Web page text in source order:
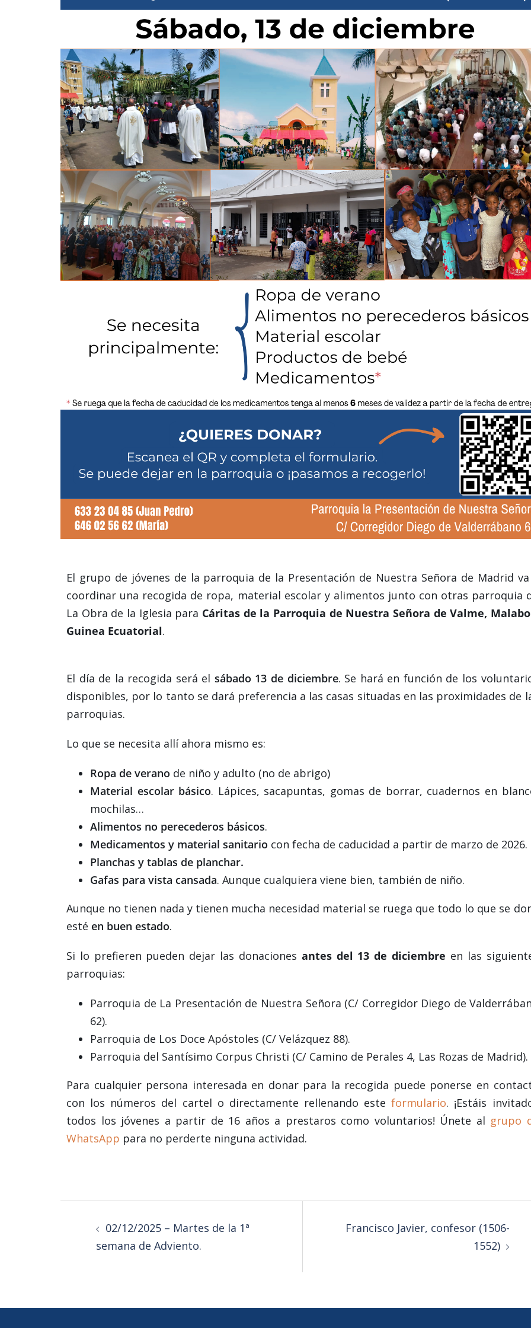
El grupo de jóvenes de la parroquia de la Presentación de Nuestra Señora de Madrid
coordinar una recogida de ropa, material escolar y alimentos junto con otras parroquia
La Obra de la Iglesia para Cáritas de la Parroquia de Nuestra Señora de Valme,
Guinea Ecuatorial.
El día de la recogida será el sábado 13 de diciembre. Se hará en función de los
disponibles, por lo tanto se dará preferencia a las casas situadas en las proximidades de
parroquias.
Lo que se necesita allí ahora mismo es:
Ropa de verano de niño y adulto (no de abrigo)
Material escolar básico. Lápices, sacapuntas, gomas de borrar, cuadernos en
mochilas…
Alimentos no perecederos básicos.
Medicamentos y material sanitario con fecha de caducidad a partir de marzo de 2026.
Planchas y tablas de planchar.
Gafas para vista cansada. Aunque cualquiera viene bien, también de niño.
Aunque no tienen nada y tienen mucha necesidad material se ruega que todo lo que se
esté en buen estado.
Si lo prefieren pueden dejar las donaciones antes del 13 de diciembre en las
parroquias:
Parroquia de La Presentación de Nuestra Señora (C/ Corregidor Diego de
62).
Parroquia de Los Doce Apóstoles (C/ Velázquez 88).
Parroquia del Santísimo Corpus Christi (C/ Camino de Perales 4, Las Rozas de Madrid).
Para cualquier persona interesada en donar para la recogida puede ponerse en
con los números del cartel o directamente rellenando esteformulario. ¡Estáis
todos los jóvenes a partir de 16 años a prestaros como voluntarios! Únete al grupo
WhatsApp para no perderte ninguna actividad.
02/12/2025 – Martes de la 1ª
semana de Adviento.
Francisco Javier, confesor (1506-
1552)